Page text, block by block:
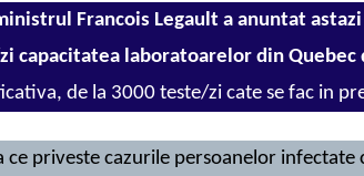
Francois Legault a anuntat
capacitatea laboratoarelor din Quebec
de la 3000 teste/zi cate se fac in
ce priveste cazurile persoanelor